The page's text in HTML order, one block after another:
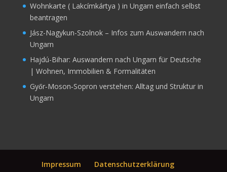
Wohnkarte ( Lakcímkártya ) in Ungarn einfach selbst
beantragen
Jász-Nagykun-Szolnok – Infos zum Auswandern nach
Ungarn
Hajdú-Bihar: Auswandern nach Ungarn für Deutsche
| Wohnen, Immobilien & Formalitäten
Győr‑Moson‑Sopron verstehen: Alltag und Struktur in
Ungarn
Impressum Datenschutzerklärung